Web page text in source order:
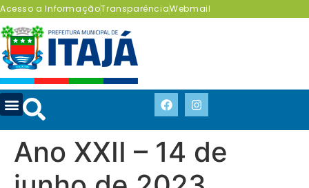
Acesso a InformaçãoTransparênciaWebmail
Ano XXII – 14 de